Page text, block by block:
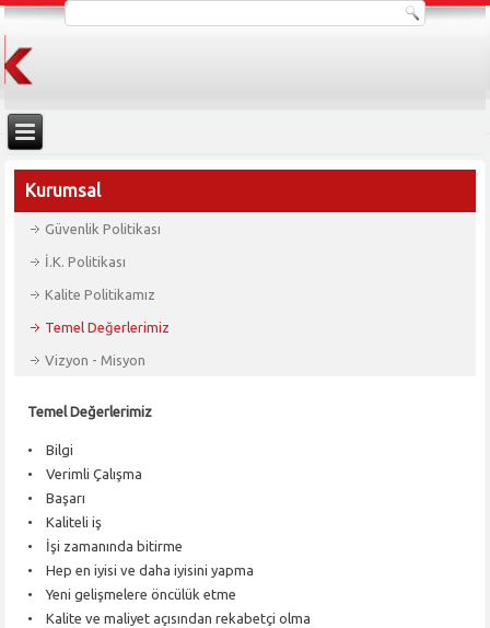
Kurumsal
Güvenlik Politikası
İ.K. Politikası
Kalite Politikamız
Temel Değerlerimiz
Vizyon - Misyon
Temel Değerlerimiz
• Bilgi
• Verimli Çalışma
• Başarı
• Kaliteli iş
• İşi zamanında bitirme
• Hep en iyisi ve daha iyisini yapma
• Yeni gelişmelere öncülük etme
• Kalite ve maliyet açısından rekabetçi olma